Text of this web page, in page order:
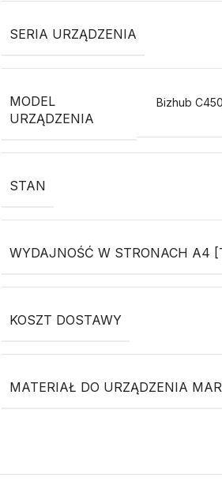
SERIA URZĄDZENIA
MODEL
URZĄDZENIA
Bizhub
STAN
WYDAJNOŚĆ W STRONACH A4
KOSZT DOSTAWY
MATERIAŁ DO URZĄDZENIA